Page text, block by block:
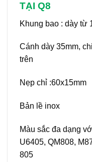
TẠI Q8
Khung bao : dày từ
Cánh dày 35mm,
trên
Nẹp chỉ :60x15mm
Bản lề inox
Màu sắc đa dạng
U6405, QM808,
805